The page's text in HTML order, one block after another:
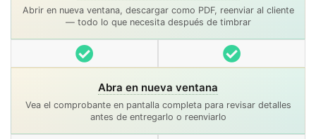
Abrir en nueva ventana, descargar como PDF, reenviar al cliente
— todo lo que necesita después de timbrar
Incluido Incluido
Abra en nueva ventana
Vea el comprobante en pantalla completa para revisar detalles
antes de entregarlo o reenviarlo